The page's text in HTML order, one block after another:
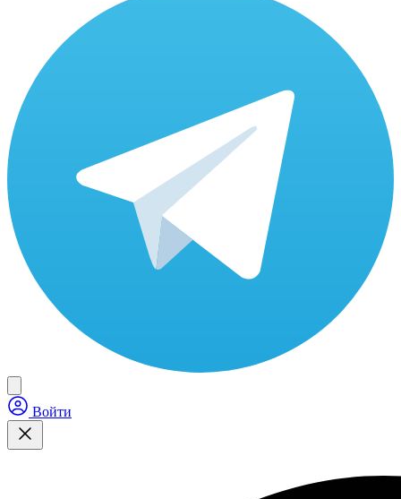
Войти